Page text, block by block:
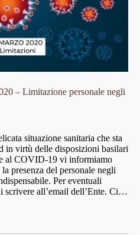
– Limitazione personale negli
situazione sanitaria che sta
in virtù delle disposizioni basilari
al COVID-19 vi informiamo
presenza del personale negli
Per eventuali
all’email dell’Ente. Ci…